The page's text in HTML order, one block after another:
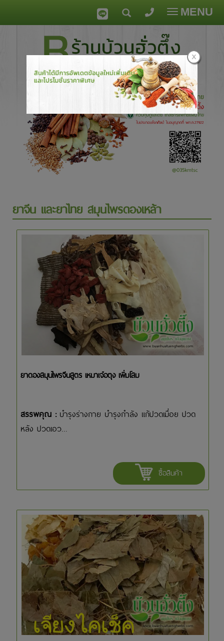
Toggle
MENU
ยาจีน และยาไทย สมุนไพรดองเหล้า
ยาดองสมุนไพรจีนสูตร เหมาเจ๋อตุง เพิ่มโสม
สรรพคุณ : บำรุงร่างกาย บำรุงกำลัง แก้ปวดเมื่อย ปวด
หลัง ปวดเอว...
ซื้อสินค้า